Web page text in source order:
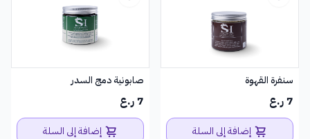
سنفرة القهوة
7 ر.ع
إضافة إلى السلة
صابونية دمج السدر
7 ر.ع
إضافة إلى السلة